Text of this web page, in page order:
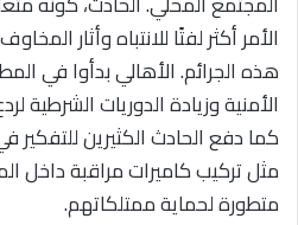
الأمر أكثر لفتًا للانتباه وأثار
هذه الجرائم. الأهالي بدأوا في
الأمنية وزيادة الدوريات الشرطية
كما دفع الحادث الكثيرين
مثل تركيب كاميرات مراقبة داخل
متطورة لحماية ممتلكاتهم.